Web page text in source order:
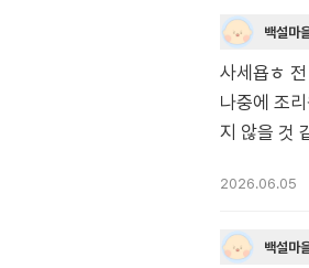
백설마
사세욥ㅎ
나중에 조
지 않을 것
2026.06.05
백설마